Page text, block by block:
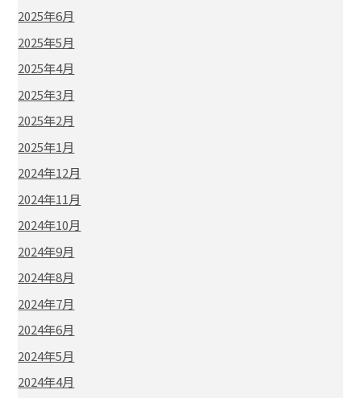
2025年6月
2025年5月
2025年4月
2025年3月
2025年2月
2025年1月
2024年12月
2024年11月
2024年10月
2024年9月
2024年8月
2024年7月
2024年6月
2024年5月
2024年4月